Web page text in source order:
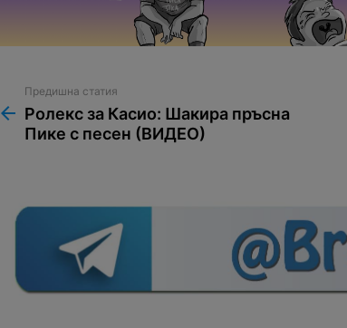
more
Предишна статия
Ролекс за Касио: Шакира пръсна
Пике с песен (ВИДЕО)